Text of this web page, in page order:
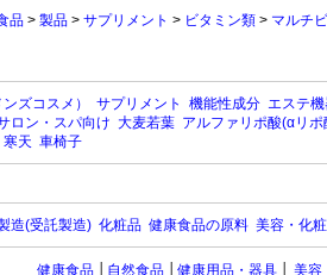
品 > 製品 > サプリメント > ビタミン類 > マルチ
ズコスメ） サプリメント 機能性成分 エステ
ロン・スパ向け 大麦若葉 アルファリポ酸(αリポ
寒天 車椅子
造(受託製造) 化粧品 健康食品の原料 美容・化
健康食品 自然食品 健康用品・器具 美容